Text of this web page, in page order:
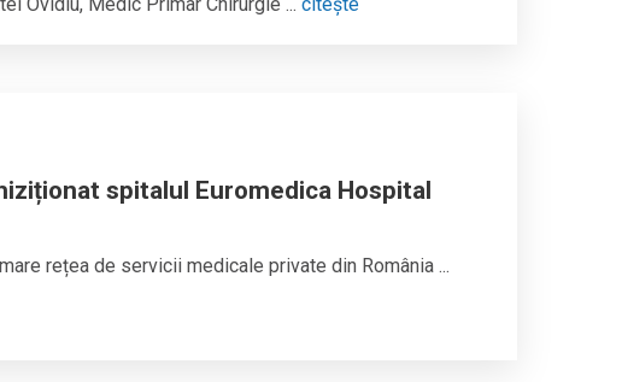
spitalul Euromedica Hospital
rețea de servicii medicale private din România ...